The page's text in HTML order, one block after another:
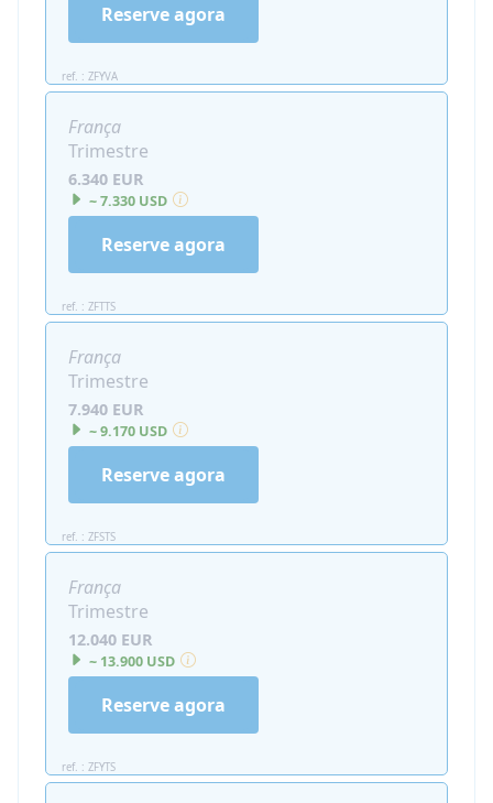
ref. : ZFYVA
Reserve agora
França
Trimestre
6.340 EUR
~ 7.330 USD
ref. : ZFTTS
Reserve agora
França
Trimestre
7.940 EUR
~ 9.170 USD
ref. : ZFSTS
Reserve agora
França
Trimestre
12.040 EUR
~ 13.900 USD
ref. : ZFYTS
Reserve agora